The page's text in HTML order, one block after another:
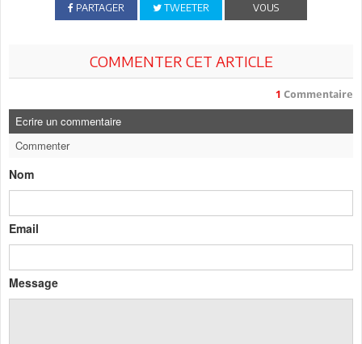
PARTAGER TWEETER
VOUS
COMMENTER CET ARTICLE
1 Commentaire
Ecrire un commentaire
Commenter
Nom
Email
Message